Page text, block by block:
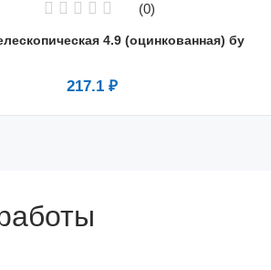
(0)
4.9 (оцинкованная) бу
217.1 ₽